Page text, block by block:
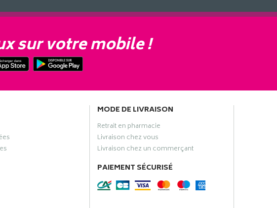
sur votre mobile !
MODE DE LIVRAISON
Retrait en pharmacie
Livraison chez vous
Livraison chez un commerçant
PAIEMENT SÉCURISÉ